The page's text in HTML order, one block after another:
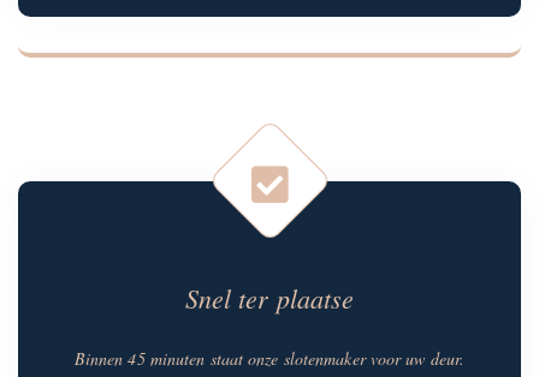
Snel ter plaatse
Binnen 45 minuten staat onze slotenmaker voor uw deur.